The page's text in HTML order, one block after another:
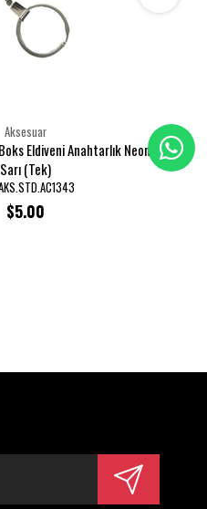
Aksesuar
Eldiveni Anahtarlık Neon
Sarı (Tek)
$5.00